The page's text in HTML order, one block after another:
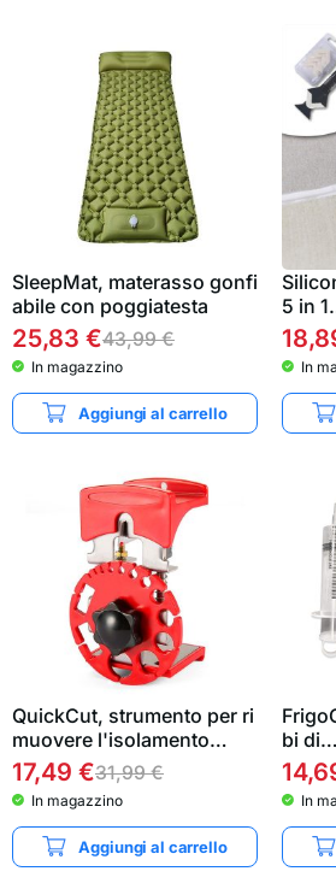
SleepMat, materasso gonfi
abile con poggiatesta
25,83 €43,99€
In magazzino
Aggiungi al carrello
5 in
In
QuickCut, strumento per ri
muovere l'isolamento…
17,49 €31,99€
In magazzino
Aggiungi al carrello
bi di…
In